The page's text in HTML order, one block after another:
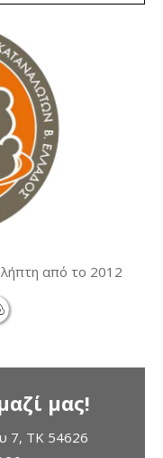
από το 2012
μας!
7, TK 54626